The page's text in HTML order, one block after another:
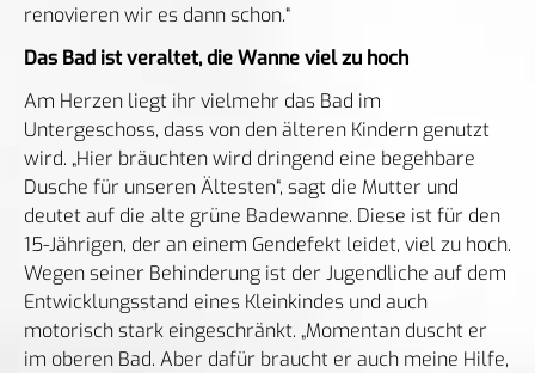
renovieren wir es dann schon.“
Das Bad ist veraltet, die Wanne viel zu hoch
Am Herzen liegt ihr vielmehr das Bad im
Untergeschoss, dass von den älteren Kindern genutzt
wird. „Hier bräuchten wird dringend eine begehbare
Dusche für unseren Ältesten“, sagt die Mutter und
deutet auf die alte grüne Badewanne. Diese ist für den
15-Jährigen, der an einem Gendefekt leidet, viel zu hoch.
Wegen seiner Behinderung ist der Jugendliche auf dem
Entwicklungsstand eines Kleinkindes und auch
motorisch stark eingeschränkt. „Momentan duscht er
im oberen Bad. Aber dafür braucht er auch meine Hilfe,